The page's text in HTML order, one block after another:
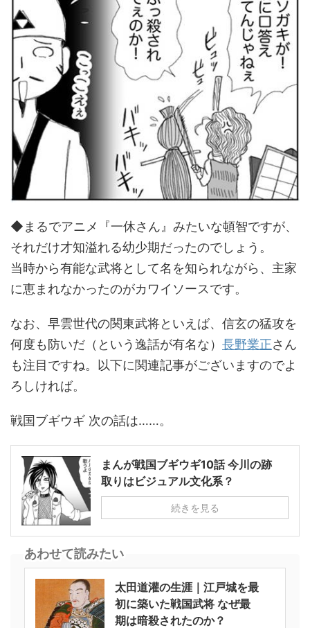
◆まるでアニメ『一休さん』みたいな頓智ですが、
それだけ才知溢れる幼少期だったのでしょう。
当時から有能な武将として名を知られながら、主家
に恵まれなかったのがカワイソースです。
なお、早雲世代の関東武将といえば、信玄の猛攻を
何度も防いだ（という逸話が有名な） 長野業正さん
も注目ですね。以下に関連記事がございますのでよ
ろしければ。
戦国ブギウギ 次の話は……。
まんが戦国ブギウギ10話 今川の跡
取りはビジュアル文化系？
続きを見る
あわせて読みたい
太田道灌の生涯｜江戸城を最
初に築いた戦国武将 なぜ最
期は暗殺されたのか？